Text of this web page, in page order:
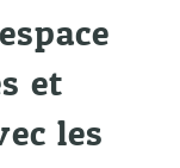
et
les